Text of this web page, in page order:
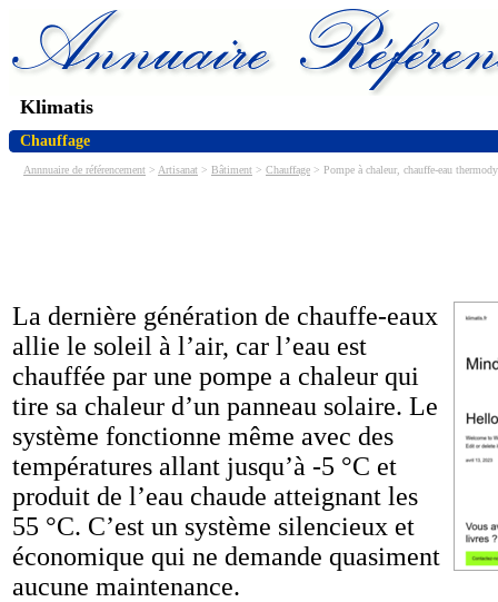
Klimatis
Chauffage
Annnuaire de référencement > Artisanat > Bâtiment > Chauffage > Pompe à chaleur, chauffe-eau
La dernière génération de chauffe-eaux
allie le soleil à l’air, car l’eau est
chauffée par une pompe a chaleur qui
tire sa chaleur d’un panneau solaire. Le
système fonctionne même avec des
températures allant jusqu’à -5 °C et
produit de l’eau chaude atteignant les
55 °C. C’est un système silencieux et
économique qui ne demande quasiment
aucune maintenance.